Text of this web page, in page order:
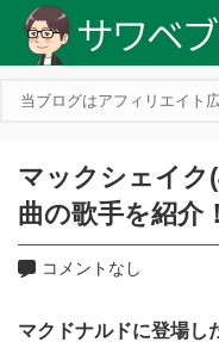
当ブログはアフィリエイト
マックシェイク
曲の歌手を紹介！
コメントなし
マクドナルドに登場し